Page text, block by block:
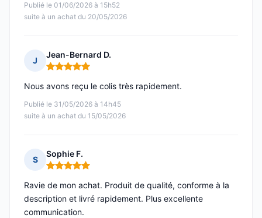
Publié le 01/06/2026 à 15h52
suite à un achat du 20/05/2026
J
Jean-Bernard D.
Note : 5 sur 5
Publié le 31/05/2026 à 14h45
suite à un achat du 15/05/2026
Nous avons reçu le colis très rapidement.
S
Sophie F.
Note : 5 sur 5
Ravie de mon achat. Produit de qualité, conforme à la
description et livré rapidement. Plus excellente
communication.